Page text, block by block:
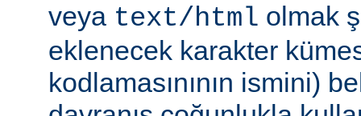
veya text/html olmak
eklenecek karakter
kodlamasınının ismini)